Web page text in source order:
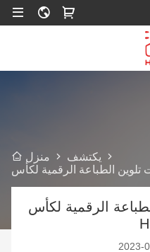
منزل
يكتشف
الرقمية لكأس
2023-